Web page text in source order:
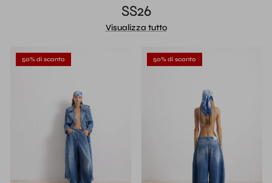
SS26
Visualizza tutto
50% di sconto 50% di sconto